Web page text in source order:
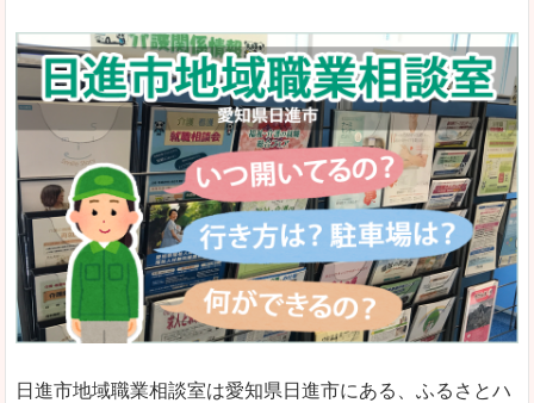
日進市地域職業相談室は愛知県日進市にある、ふるさとハ